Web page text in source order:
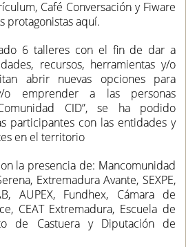
Café Conversación y Fiware
protagonistas aquí.
6 talleres con el fin de dar a
recursos, herramientas y/o
abrir nuevas opciones para
o emprender a las personas
CID”, se ha podido
participantes con las entidades y
en el territorio
la presencia de: Mancomunidad
Extremadura Avante, SEXPE,
AUPEX, Fundhex, Cámara de
CEAT Extremadura, Escuela de
de Castuera y Diputación de